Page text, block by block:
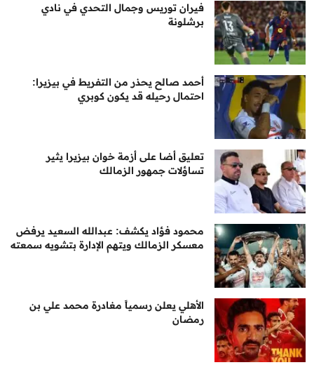
فيران توريس وجمال التحدي في نادي
برشلونة
أحمد صالح يحذر من التفريط في بيزيرا:
احتمال رحيله قد يكون كوبري
تعليق أضا على أزمة خوان بيزيرا يثير
تساؤلات جمهور الزمالك
محمود فؤاد يكشف: عبدالله السعيد يرفض
معسكر الزمالك ويتهم الإدارة بتشويه سمعته
الأهلي يعلن رسمياً مغادرة محمد علي بن
رمضان